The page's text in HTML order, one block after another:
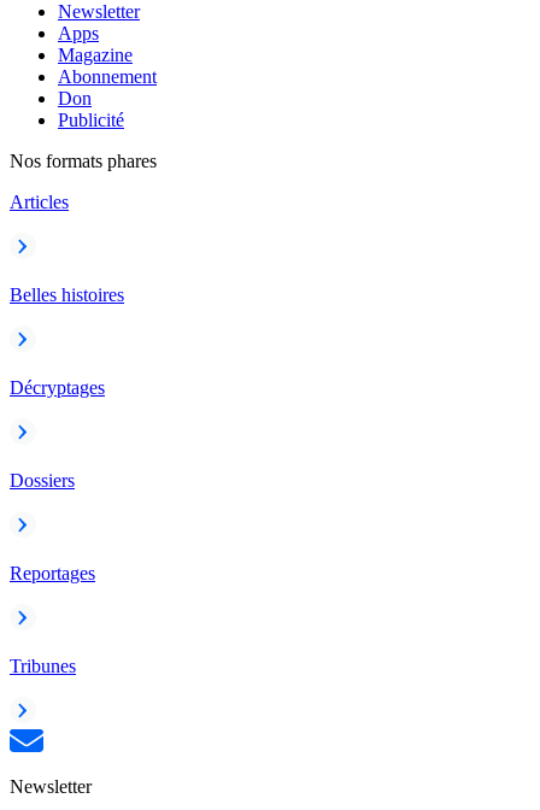
Newsletter
Apps
Magazine
Abonnement
Don
Publicité
Nos formats phares
Articles
Belles histoires
Décryptages
Dossiers
Reportages
Tribunes
Newsletter